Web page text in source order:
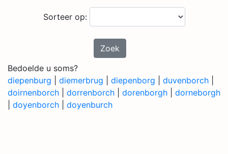
Sorteer op:
Zoek
Bedoelde u soms?
diepenburg
diemerbrug diepenborg duvenborch
doirnenborch
dorrenborch dorenborgh
dorneborgh
doyenborch doyenburch